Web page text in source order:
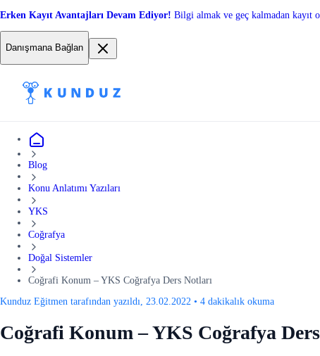
Erken Kayıt Avantajları Devam Ediyor! Bilgi almak ve geç kalmadan kayıt
Danışmana Bağlan
Blog
Konu Anlatımı Yazıları
YKS
Coğrafya
Doğal Sistemler
Coğrafi Konum – YKS Coğrafya Ders Notları
Kunduz Eğitmen tarafından yazıldı, 23.02.2022 • 4 dakikalık okuma
Coğrafi Konum – YKS Coğrafya